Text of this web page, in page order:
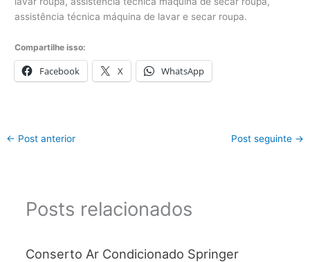
Compartilhe isso:
Facebook X WhatsApp
← Post anterior Post seguinte →
Posts relacionados
Conserto Ar Condicionado Springer